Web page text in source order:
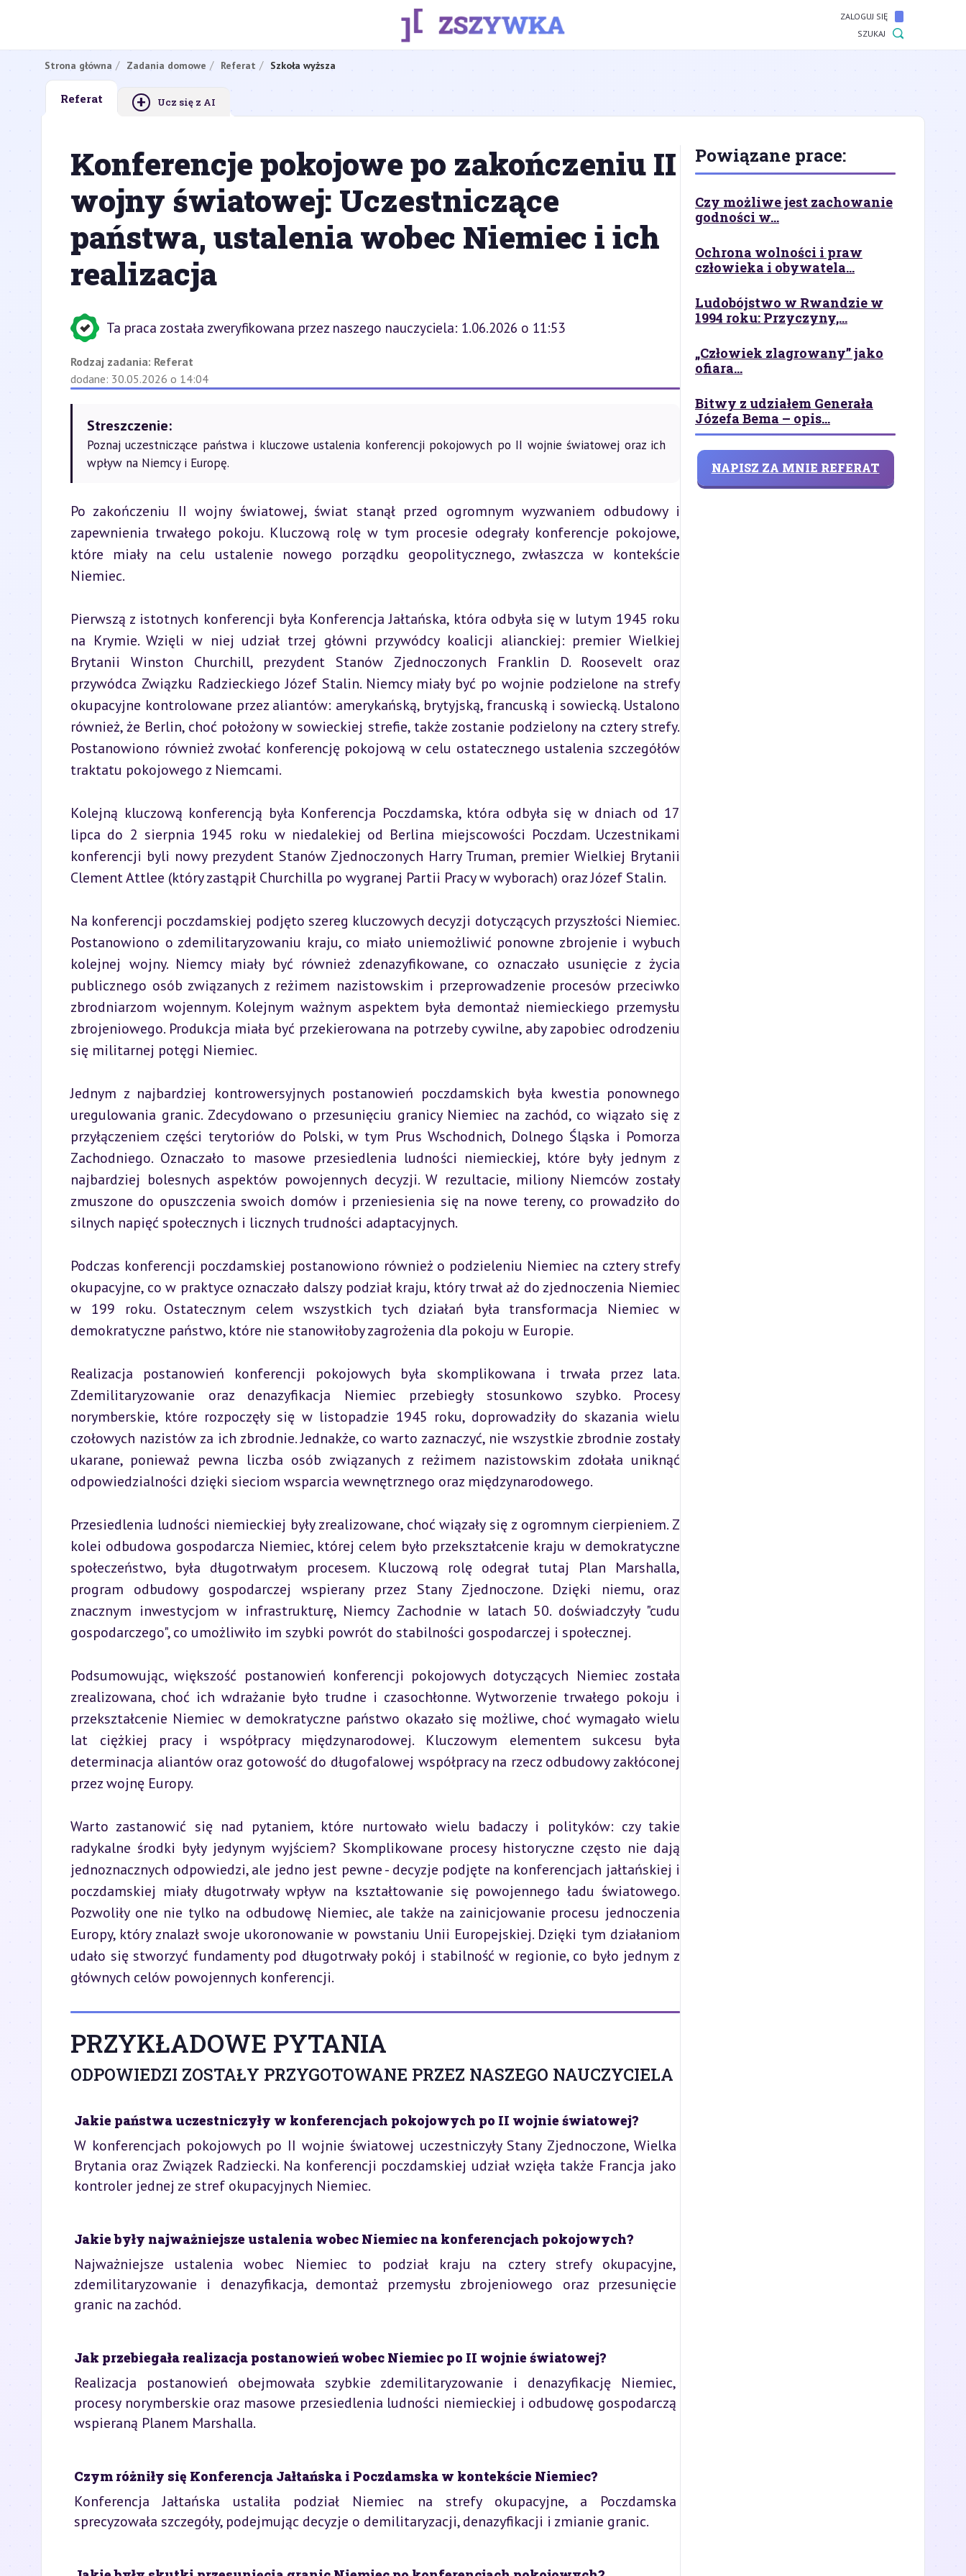
ZALOGUJ SIĘ
SZUKAJ
Strona główna Zadania domowe Referat Szkoła wyższa
Referat + Ucz się z AI
Konferencje pokojowe po zakończeniu II
wojny światowej: Uczestniczące
państwa, ustalenia wobec Niemiec i ich
realizacja
Ta praca została zweryfikowana przez naszego nauczyciela: 1.06.2026 o 11:53
Rodzaj zadania: Referat
dodane: 30.05.2026 o 14:04
Streszczenie:
Poznaj uczestniczące państwa i kluczowe ustalenia konferencji pokojowych po II wojnie światowej oraz ich
wpływ na Niemcy i Europę.
Po zakończeniu II wojny światowej, świat stanął przed ogromnym wyzwaniem odbudowy i
zapewnienia trwałego pokoju. Kluczową rolę w tym procesie odegrały konferencje pokojowe,
które miały na celu ustalenie nowego porządku geopolitycznego, zwłaszcza w kontekście
Niemiec.
Pierwszą z istotnych konferencji była Konferencja Jałtańska, która odbyła się w lutym 1945 roku
na Krymie. Wzięli w niej udział trzej główni przywódcy koalicji alianckiej: premier Wielkiej
Brytanii Winston Churchill, prezydent Stanów Zjednoczonych Franklin D. Roosevelt oraz
przywódca Związku Radzieckiego Józef Stalin. Niemcy miały być po wojnie podzielone na strefy
okupacyjne kontrolowane przez aliantów: amerykańską, brytyjską, francuską i sowiecką. Ustalono
również, że Berlin, choć położony w sowieckiej strefie, także zostanie podzielony na cztery strefy.
Postanowiono również zwołać konferencję pokojową w celu ostatecznego ustalenia szczegółów
traktatu pokojowego z Niemcami.
Kolejną kluczową konferencją była Konferencja Poczdamska, która odbyła się w dniach od 17
lipca do 2 sierpnia 1945 roku w niedalekiej od Berlina miejscowości Poczdam. Uczestnikami
konferencji byli nowy prezydent Stanów Zjednoczonych Harry Truman, premier Wielkiej Brytanii
Clement Attlee (który zastąpił Churchilla po wygranej Partii Pracy w wyborach) oraz Józef Stalin.
Na konferencji poczdamskiej podjęto szereg kluczowych decyzji dotyczących przyszłości Niemiec.
Postanowiono o zdemilitaryzowaniu kraju, co miało uniemożliwić ponowne zbrojenie i wybuch
kolejnej wojny. Niemcy miały być również zdenazyfikowane, co oznaczało usunięcie z życia
publicznego osób związanych z reżimem nazistowskim i przeprowadzenie procesów przeciwko
zbrodniarzom wojennym. Kolejnym ważnym aspektem była demontaż niemieckiego przemysłu
zbrojeniowego. Produkcja miała być przekierowana na potrzeby cywilne, aby zapobiec odrodzeniu
się militarnej potęgi Niemiec.
Jednym z najbardziej kontrowersyjnych postanowień poczdamskich była kwestia ponownego
uregulowania granic. Zdecydowano o przesunięciu granicy Niemiec na zachód, co wiązało się z
przyłączeniem części terytoriów do Polski, w tym Prus Wschodnich, Dolnego Śląska i Pomorza
Zachodniego. Oznaczało to masowe przesiedlenia ludności niemieckiej, które były jednym z
najbardziej bolesnych aspektów powojennych decyzji. W rezultacie, miliony Niemców zostały
zmuszone do opuszczenia swoich domów i przeniesienia się na nowe tereny, co prowadziło do
silnych napięć społecznych i licznych trudności adaptacyjnych.
Podczas konferencji poczdamskiej postanowiono również o podzieleniu Niemiec na cztery strefy
okupacyjne, co w praktyce oznaczało dalszy podział kraju, który trwał aż do zjednoczenia Niemiec
w 199 roku. Ostatecznym celem wszystkich tych działań była transformacja Niemiec w
demokratyczne państwo, które nie stanowiłoby zagrożenia dla pokoju w Europie.
Realizacja postanowień konferencji pokojowych była skomplikowana i trwała przez lata.
Zdemilitaryzowanie oraz denazyfikacja Niemiec przebiegły stosunkowo szybko. Procesy
norymberskie, które rozpoczęły się w listopadzie 1945 roku, doprowadziły do skazania wielu
czołowych nazistów za ich zbrodnie. Jednakże, co warto zaznaczyć, nie wszystkie zbrodnie zostały
ukarane, ponieważ pewna liczba osób związanych z reżimem nazistowskim zdołała uniknąć
odpowiedzialności dzięki sieciom wsparcia wewnętrznego oraz międzynarodowego.
Przesiedlenia ludności niemieckiej były zrealizowane, choć wiązały się z ogromnym cierpieniem. Z
kolei odbudowa gospodarcza Niemiec, której celem było przekształcenie kraju w demokratyczne
społeczeństwo, była długotrwałym procesem. Kluczową rolę odegrał tutaj Plan Marshalla,
program odbudowy gospodarczej wspierany przez Stany Zjednoczone. Dzięki niemu, oraz
znacznym inwestycjom w infrastrukturę, Niemcy Zachodnie w latach 50. doświadczyły "cudu
gospodarczego", co umożliwiło im szybki powrót do stabilności gospodarczej i społecznej.
Podsumowując, większość postanowień konferencji pokojowych dotyczących Niemiec została
zrealizowana, choć ich wdrażanie było trudne i czasochłonne. Wytworzenie trwałego pokoju i
przekształcenie Niemiec w demokratyczne państwo okazało się możliwe, choć wymagało wielu
lat ciężkiej pracy i współpracy międzynarodowej. Kluczowym elementem sukcesu była
determinacja aliantów oraz gotowość do długofalowej współpracy na rzecz odbudowy zakłóconej
przez wojnę Europy.
Warto zastanowić się nad pytaniem, które nurtowało wielu badaczy i polityków: czy takie
radykalne środki były jedynym wyjściem? Skomplikowane procesy historyczne często nie dają
jednoznacznych odpowiedzi, ale jedno jest pewne - decyzje podjęte na konferencjach jałtańskiej i
poczdamskiej miały długotrwały wpływ na kształtowanie się powojennego ładu światowego.
Pozwoliły one nie tylko na odbudowę Niemiec, ale także na zainicjowanie procesu jednoczenia
Europy, który znalazł swoje ukoronowanie w powstaniu Unii Europejskiej. Dzięki tym działaniom
udało się stworzyć fundamenty pod długotrwały pokój i stabilność w regionie, co było jednym z
głównych celów powojennych konferencji.
PRZYKŁADOWE PYTANIA
ODPOWIEDZI ZOSTAŁY PRZYGOTOWANE PRZEZ NASZEGO NAUCZYCIELA
Jakie państwa uczestniczyły w konferencjach pokojowych po II wojnie światowej?
W konferencjach pokojowych po II wojnie światowej uczestniczyły Stany Zjednoczone, Wielka
Brytania oraz Związek Radziecki. Na konferencji poczdamskiej udział wzięła także Francja jako
kontroler jednej ze stref okupacyjnych Niemiec.
Jakie były najważniejsze ustalenia wobec Niemiec na konferencjach pokojowych?
Najważniejsze ustalenia wobec Niemiec to podział kraju na cztery strefy okupacyjne,
zdemilitaryzowanie i denazyfikacja, demontaż przemysłu zbrojeniowego oraz przesunięcie
granic na zachód.
Jak przebiegała realizacja postanowień wobec Niemiec po II wojnie światowej?
Realizacja postanowień obejmowała szybkie zdemilitaryzowanie i denazyfikację Niemiec,
procesy norymberskie oraz masowe przesiedlenia ludności niemieckiej i odbudowę gospodarczą
wspieraną Planem Marshalla.
Czym różniły się Konferencja Jałtańska i Poczdamska w kontekście Niemiec?
Konferencja Jałtańska ustaliła podział Niemiec na strefy okupacyjne, a Poczdamska
sprecyzowała szczegóły, podejmując decyzje o demilitaryzacji, denazyfikacji i zmianie granic.
Powiązane prace:
Czy możliwe jest zachowanie
godności w...
Ochrona wolności i praw
człowieka i obywatela...
Ludobójstwo w Rwandzie w
1994 roku: Przyczyny,...
„Człowiek zlagrowany” jako
ofiara...
Bitwy z udziałem Generała
Józefa Bema – opis...
NAPISZ ZA MNIE REFERAT